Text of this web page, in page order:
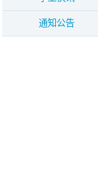
通知公告